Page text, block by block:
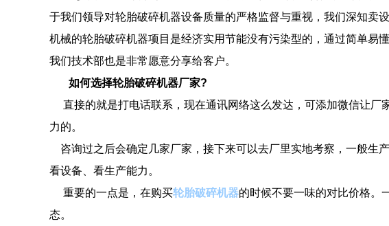
于我们领导对轮胎破碎机器设备质量的严格监督与重视，我们深知卖
机械的轮胎破碎机器项目是经济实用节能没有污染型的，通过简单易
我们技术部也是非常愿意分享给客户。
如何选择轮胎破碎机器厂家?
直接的就是打电话联系，现在通讯网络这么发达，可添加微信让厂
力的。
咨询过之后会确定几家厂家，接下来可以去厂里实地考察，一般生
看设备、看生产能力。
重要的一点是，在购买轮胎破碎机器的时候不要一味的对比价格。
态。